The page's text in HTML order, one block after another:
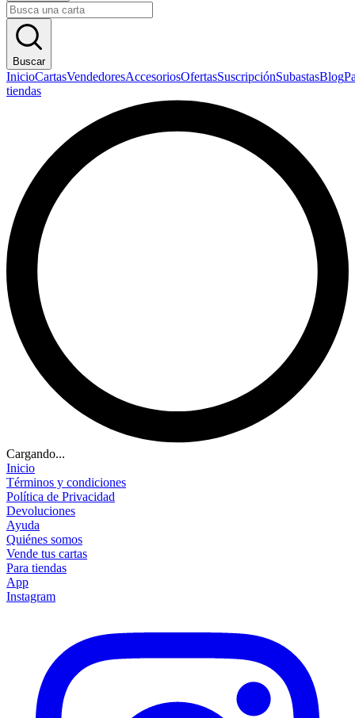
Buscar
InicioCartasVendedoresAccesoriosOfertasSuscripciónSubastasBlog
tiendas
Cargando...
Inicio
Términos y condiciones
Política de Privacidad
Devoluciones
Ayuda
Quiénes somos
Vende tus cartas
Para tiendas
App
Instagram